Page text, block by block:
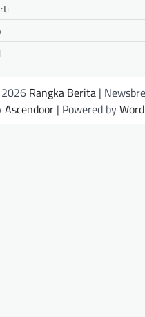
Rangka Berita |
Ascendoor | Powered by